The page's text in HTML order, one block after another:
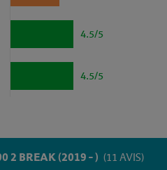
4.5/5
4.5/5
2 BREAK (2019 - ) (11 AVIS)